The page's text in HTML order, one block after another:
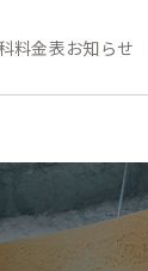
料金表お知らせ